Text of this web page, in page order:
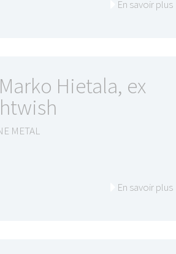
En savoir plus
Hietala, ex
METAL
En savoir plus